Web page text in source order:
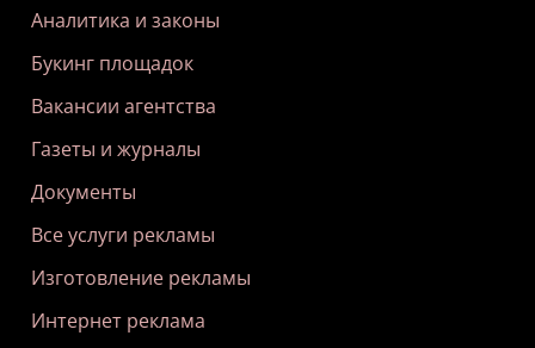
Аналитика и законы
Букинг площадок
Вакансии агентства
Газеты и журналы
Документы
Все услуги рекламы
Изготовление рекламы
Интернет реклама